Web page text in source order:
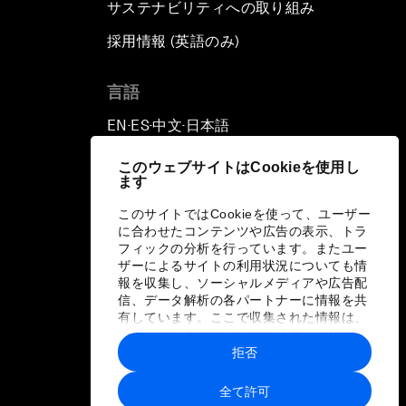
このウェブサイトはCookieを使用し
ます
このサイトではCookieを使って、ユーザー
に合わせたコンテンツや広告の表示、トラ
フィックの分析を行っています。またユー
ザーによるサイトの利用状況についても情
報を収集し、ソーシャルメディアや広告配
信、データ解析の各パートナーに情報を共
有しています。ここで収集された情報は、
ユーザーが各パートナーに提供した他の情
報や各パートナーのサービスを使用した際
に収集された情報と組み合わされ、各パー
トナーによって使用されることがありま
全て許可
拒否
サステナビリティへの取り組み
採用情報 (英語のみ)
言語
EN ▪ ES▪中文▪ 日本語